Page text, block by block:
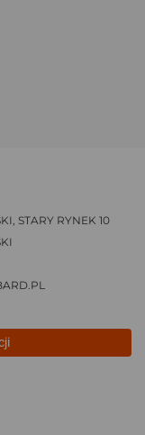
STARY RYNEK 10